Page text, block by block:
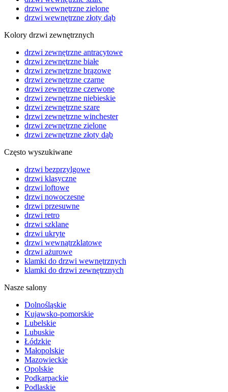
drzwi wewnętrzne zielone
drzwi wewnętrzne złoty dąb
Kolory drzwi zewnętrznych
drzwi zewnętrzne antracytowe
drzwi zewnętrzne białe
drzwi zewnętrzne brązowe
drzwi zewnętrzne czarne
drzwi zewnętrzne czerwone
drzwi zewnętrzne niebieskie
drzwi zewnętrzne szare
drzwi zewnętrzne winchester
drzwi zewnętrzne zielone
drzwi zewnętrzne złoty dąb
Często wyszukiwane
drzwi bezprzylgowe
drzwi klasyczne
drzwi loftowe
drzwi nowoczesne
drzwi przesuwne
drzwi retro
drzwi szklane
drzwi ukryte
drzwi wewnątrzklatowe
drzwi ażurowe
klamki do drzwi wewnętrznych
klamki do drzwi zewnętrznych
Nasze salony
Dolnośląskie
Kujawsko-pomorskie
Lubelskie
Lubuskie
Łódzkie
Małopolskie
Mazowieckie
Opolskie
Podkarpackie
Podlaskie